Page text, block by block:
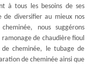
à tous les besoins de ses
diversifier au mieux nos
nous suggérons
de chaudière fioul
cheminée, le tubage de
de cheminée ainsi que